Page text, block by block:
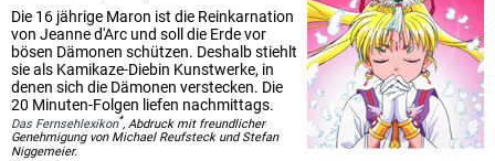
Die 16 jährige Maron ist die Reinkarnation
von Jeanne d'Arc und soll die Erde vor
bösen Dämonen schützen. Deshalb stiehlt
sie als Kamikaze-Diebin Kunstwerke, in
denen sich die Dämonen verstecken. Die
20 Minuten-Folgen liefen nachmittags.
Das Fernsehlexikon*, Abdruck mit freundlicher
Genehmigung von Michael Reufsteck und Stefan
Niggemeier.